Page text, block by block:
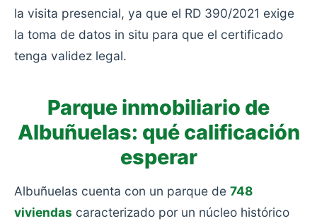
la visita presencial, ya que el RD 390/2021 exige
la toma de datos in situ para que el certificado
tenga validez legal.
Parque inmobiliario de
Albuñuelas: qué calificación
esperar
Albuñuelas cuenta con un parque de 748
viviendas caracterizado por un núcleo histórico